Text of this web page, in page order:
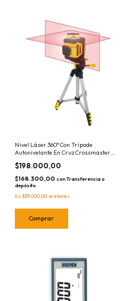
Nivel Láser 360° Con Trípode
Autonivelante En Cruz Crossmaster
9936180 Lineas Rojas 360 Grados
$198.000,00
$168.300,00 con Transferencia o
depósito
6 x $33.000,00 sin interés